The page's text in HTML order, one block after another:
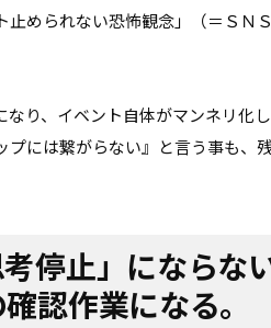
められない恐怖観念」（＝ＳＮ
り、イベント自体がマンネリ化
には繋がらない』と言う事も、
停止」にならな
認作業になる。